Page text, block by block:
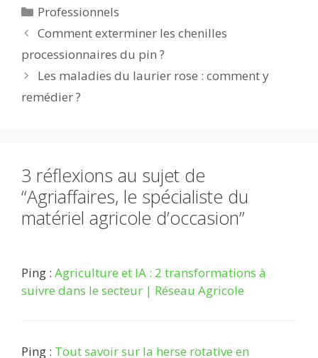
b
o
o
k
er l
t r dI A
p
Catégories
Professionnels
Comment exterminer les chenilles
processionnaires du pin ?
Les maladies du laurier rose : comment y
remédier ?
3 réflexions au sujet de
“Agriaffaires, le spécialiste du
matériel agricole d’occasion”
Ping : Agriculture et IA : 2 transformations à
suivre dans le secteur | Réseau Agricole
Ping : Tout savoir sur la herse rotative en